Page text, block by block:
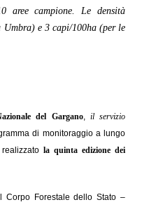
aree campione. Le densità
e 3 capi/100ha (per le
del Gargano,
il servizio
di monitoraggio a lungo
la quinta edizione dei
Corpo Forestale dello Stato –